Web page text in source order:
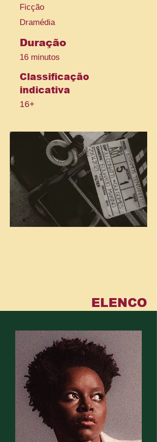
Ficção
Dramédia
Duração
16 minutos
Classificação
indicativa
16+
ELENCO